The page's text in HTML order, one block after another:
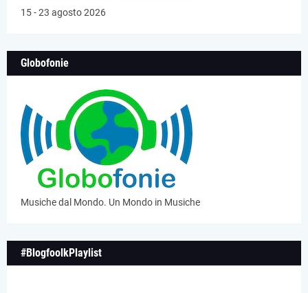
15 - 23 agosto 2026
Globofonie
Musiche dal Mondo. Un Mondo in Musiche
#BlogfoolkPlaylist